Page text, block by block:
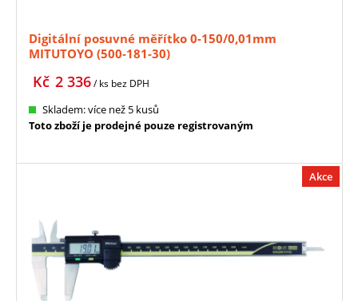
Digitální posuvné měřítko 0-150/0,01mm
MITUTOYO (500-181-30)
2 336
Kč / ks bez DPH
Skladem: více než 5 kusů
Toto zboží je prodejné pouze registrovaným
Akce